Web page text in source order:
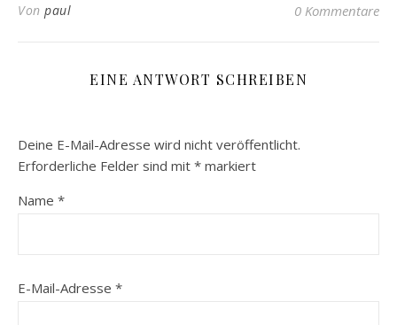
Von paul 0 Kommentare
EINE ANTWORT SCHREIBEN
Deine E-Mail-Adresse wird nicht veröffentlicht.
Erforderliche Felder sind mit * markiert
Name *
E-Mail-Adresse *